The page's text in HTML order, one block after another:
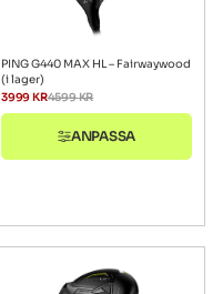
PING G440 MAX HL – Fairwaywood
(i lager)
4599KR
3999KR
ANPASSA